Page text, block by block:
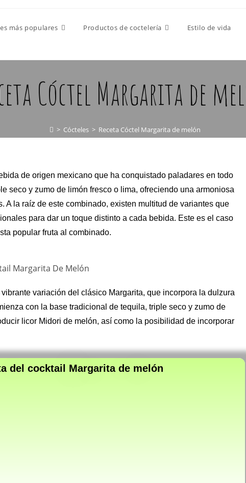
más populares Productos de coctelería Estilo de vida
Cóctel Margarita de
> Cócteles > Receta Cóctel Margarita de melón
de origen mexicano que ha conquistado paladares en todo
seco y zumo de limón fresco o lima, ofreciendo una armoniosa
A la raíz de este combinado, existen multitud de variantes que
para dar un toque distinto a cada bebida. Este es el caso
popular fruta al combinado.
variación del clásico Margarita, que incorpora la dulzura
con la base tradicional de tequila, triple seco y zumo de
licor Midori de melón, así como la posibilidad de incorporar
del cocktail Margarita de melón